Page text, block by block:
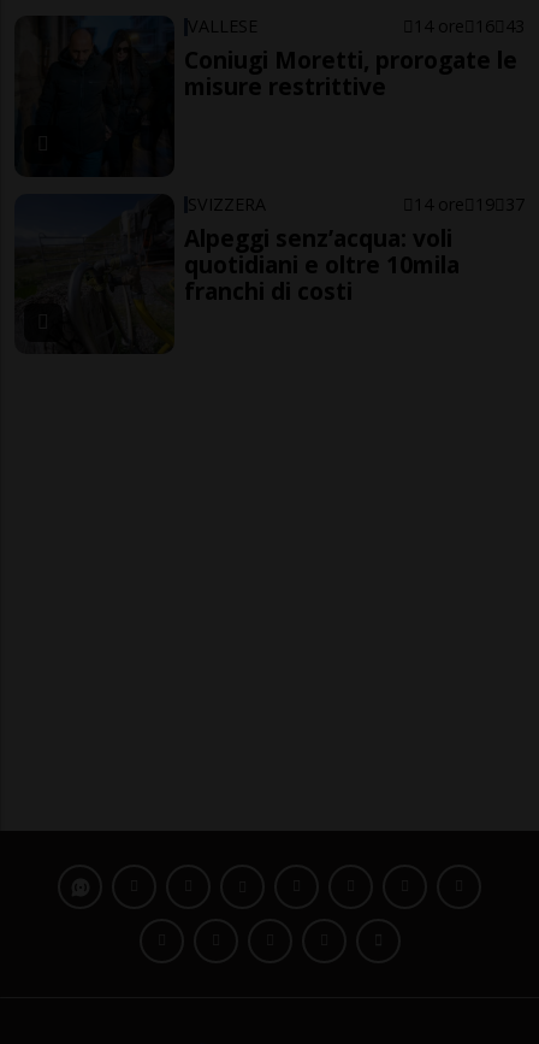
VALLESE 14 ore 16 43
Coniugi Moretti, prorogate le
misure restrittive
SVIZZERA 14 ore 19 37
Alpeggi senz’acqua: voli
quotidiani e oltre 10mila
franchi di costi